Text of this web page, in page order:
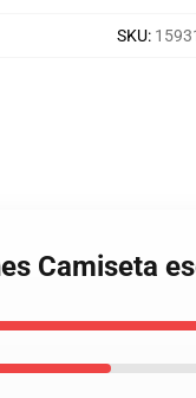
SKU:
Camiseta